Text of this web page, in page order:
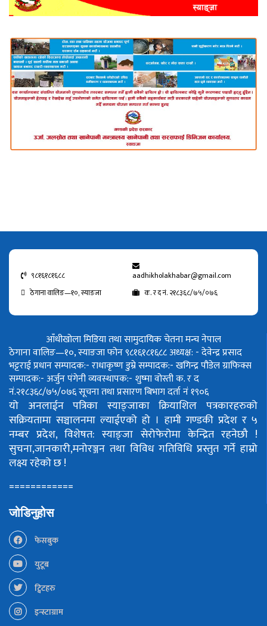
९८१६१८१६८८
aadhikholakhabar@gmail.com
ठेगाना वालिङ—१०, स्याङजा
क. र द नं. २१८३६८/७५/०७६
आँधीखोला मिडिया तथा सामुदायिक चेतना मन्च नेपाल
ठेगाना वालिङ—१०, स्याङजा फोन ९८१६१८१६८८अध्यक्ष: - देवेन्द्र प्रसाद
भट्टराईप्रधान सम्पादक:- राधाकृष्ण डुम्रेसम्पादक:- खगिन्द्र पौडेलग्राफिक्स
सम्पादक:- अर्जुन पंगेनीव्यवस्थापक:- शुष्मा वोस्तीक. र द
नं.२१८३६८/७५/०७६सूचना तथा प्रसारण बिभाग दर्ता नं १९०६
यो अनलाईन पत्रिका स्याङ्जाका क्रियाशिल पत्रकारहरुको
सक्रियतामा सञ्चालनमा ल्याईएको हो । हामी गण्डकी प्रदेश र ५
नम्बर प्रदेश, विशेषत: स्याङ्जा सेरोफेरोमा केन्द्रित रहनेछौ !
सुचना,जानकारी,मनोरञ्जन तथा विविध गतिविधि प्रस्तुत गर्ने हाम्रो
लक्ष्य रहेको छ !
============
जोडिनुहोस
फेसबुक
युटूब
ट्विटहरु
इन्स्टाग्राम